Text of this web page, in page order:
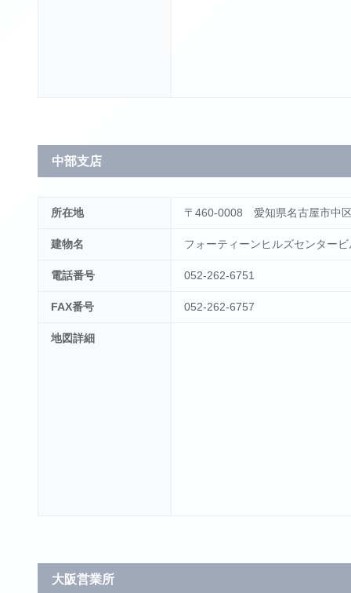
中部支店
所在地 〒460-0008 愛知県名古屋市中
建物名 フォーティーンヒルズセンタービ
電話番号 052-262-6751
FAX番号 052-262-6757
地図詳細
大阪営業所